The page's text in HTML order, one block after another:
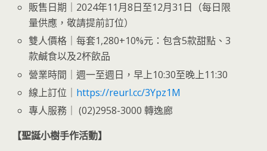
販售日期｜2024年11月8日至12月31日（每日限
量供應，敬請提前訂位）
雙人價格｜每套1,280+10%元：包含5款甜點、3
款鹹食以及2杯飲品
營業時間｜週一至週日，早上10:30至晚上11:30
線上訂位｜ https://reurl.cc/3Ypz1M
專人服務｜ (02)2958-3000 轉逸廊
【聖誕小樹手作活動】